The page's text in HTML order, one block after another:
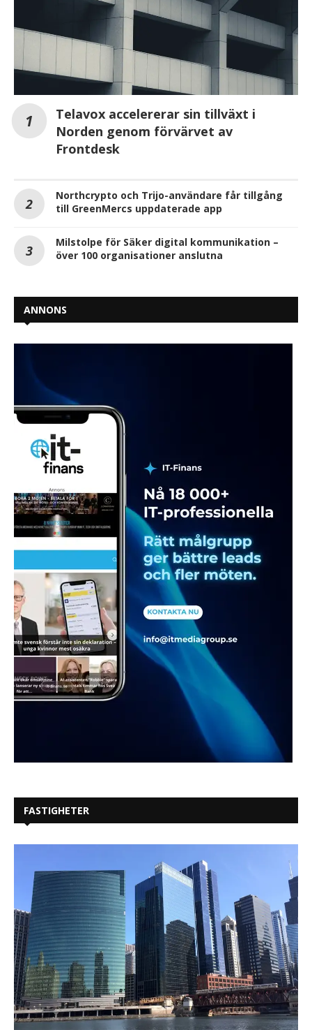
Telavox accelererar sin tillväxt i
Norden genom förvärvet av
Frontdesk
Northcrypto och Trijo-användare får tillgång
till GreenMercs uppdaterade app
Milstolpe för Säker digital kommunikation –
över 100 organisationer anslutna
ANNONS
FASTIGHETER